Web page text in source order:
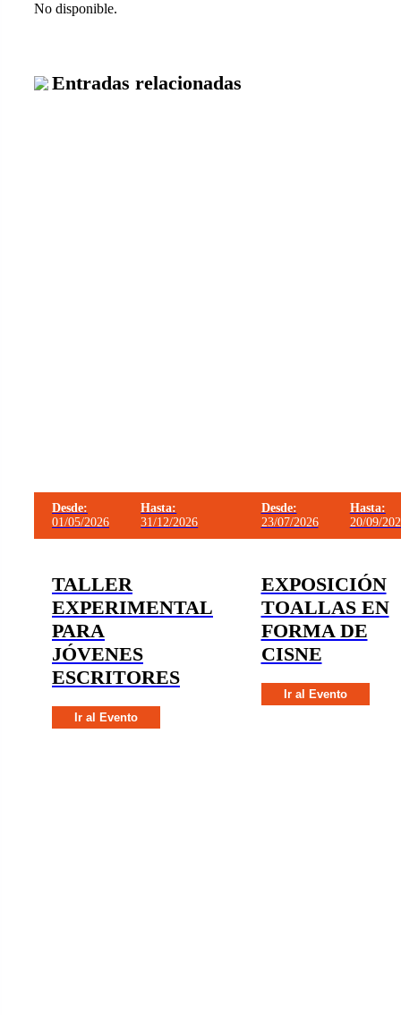
No disponible.
Entradas relacionadas
Desde:
01/05/2026
Hasta:
31/12/2026
TALLER
EXPERIMENTAL
PARA
JÓVENES
ESCRITORES
Ir al Evento
Desde:
23/07/2026
Hasta:
20/09/
EXPOSICIÓN
TOALLAS EN
FORMA DE
CISNE
Ir al Evento